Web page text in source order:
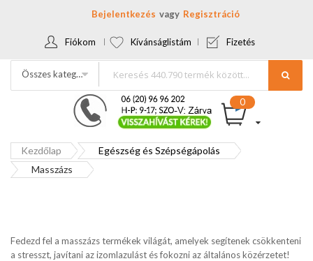
Bejelentkezés Regisztráció
Fiókom Kívánságlistám Fizetés
Összes kategória
Kezdőlap
Egészség és Szépségápolás
Masszázs
Fedezd fel a masszázs termékek világát, amelyek segítenek csökkenteni
a stresszt, javítani az izomlazulást és fokozni az általános közérzetet!